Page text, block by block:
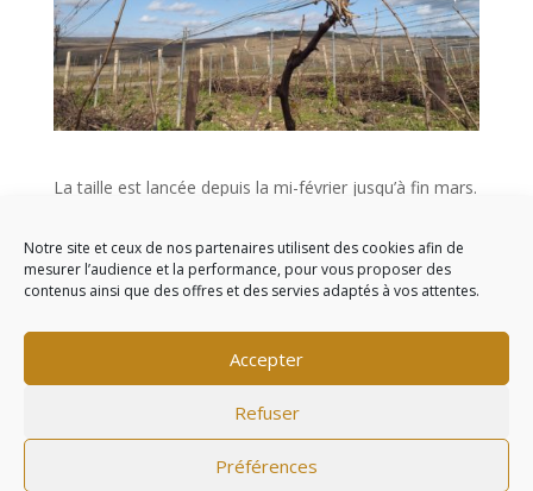
Notre site et ceux de nos partenaires utilisent des cookies afin de
mesurer l’audience et la performance, pour vous proposer des
contenus ainsi que des offres et des servies adaptés à vos attentes.
Accepter
Refuser
Préférences
La taille est lancée depuis la mi-février jusqu’à fin mars.
Commentaires récents
L'abus d'alcool est dangereux pour la santé, à